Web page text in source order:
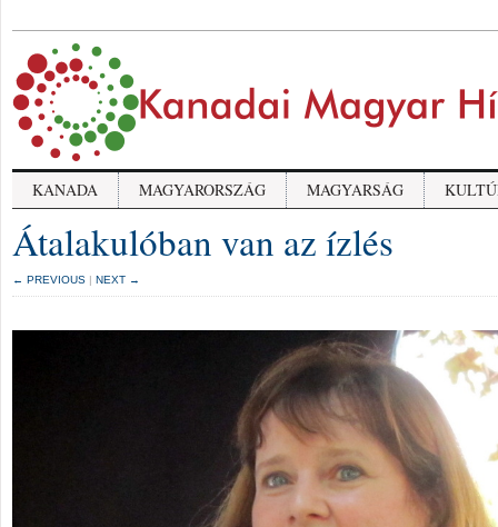
KANADA MAGYARORSZÁG MAGYARSÁG
Átalakulóban van az ízlés
← PREVIOUS | NEXT →